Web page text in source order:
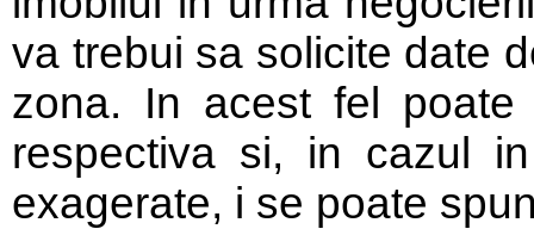
va trebui sa solicite date
zona. In acest fel
respectiva si, in cazul
exagerate, i se poate